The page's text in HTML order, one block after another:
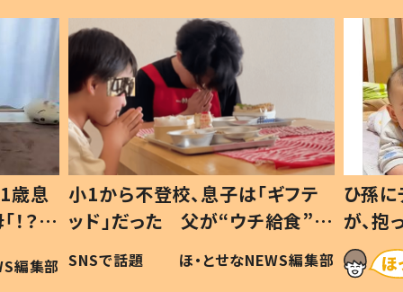
歳息
？」
編集部
小1から不登校、息子は「ギフテ
ッド」だった 父が“ウチ給食”を
作り続ける理由とは #令和の親
#令和の子
SNSで話題 ほ・とせなNEWS編集部
ひ孫
が、
「涙が
い」